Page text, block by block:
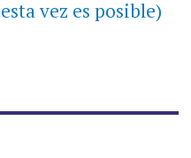
vez es posible)